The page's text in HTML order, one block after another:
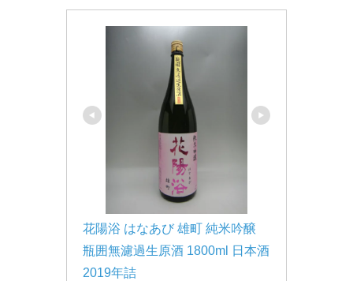
花陽浴 はなあび 雄町 純米吟醸
瓶囲無濾過生原酒 1800ml 日本酒
2019年詰